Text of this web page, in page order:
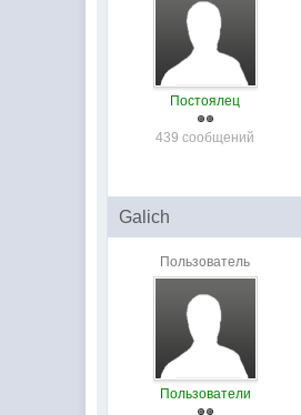
Постоялец
439 сообщений
Galich
Пользователь
Пользователи